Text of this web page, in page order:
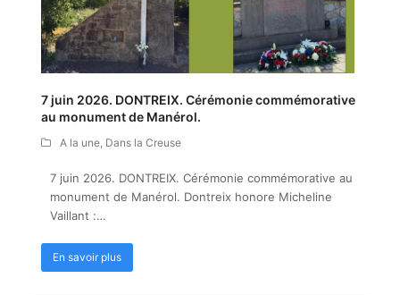
7 juin 2026. DONTREIX. Cérémonie commémorative
au monument de Manérol.
A la une, Dans la Creuse
7 juin 2026. DONTREIX. Cérémonie commémorative au
monument de Manérol. Dontreix honore Micheline
Vaillant :…
En savoir plus